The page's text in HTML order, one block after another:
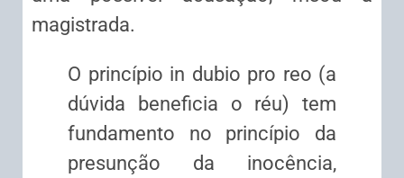
magistrada.
O princípio in dubio pro reo (a
dúvida beneficia o réu) tem
fundamento no princípio da
presunção da inocência,